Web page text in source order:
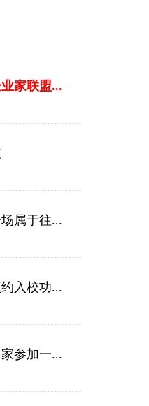
家联盟...
属于往...
入校功...
参加一...